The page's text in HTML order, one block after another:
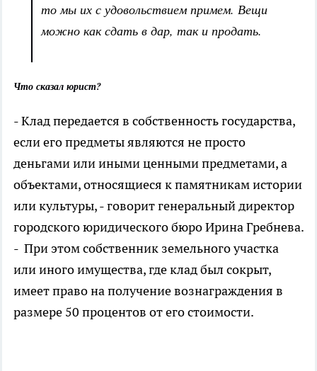
то мы их с удовольствием примем. Вещи
можно как сдать в дар, так и продать.
Что сказал юрист?
- Клад передается в собственность государства,
если его предметы являются не просто
деньгами или иными ценными предметами, а
объектами, относящиеся к памятникам истории
или культуры, - говорит генеральный директор
городского юридического бюро Ирина Гребнева.
- При этом собственник земельного участка
или иного имущества, где клад был сокрыт,
имеет право на получение вознаграждения в
размере 50 процентов от его стоимости.